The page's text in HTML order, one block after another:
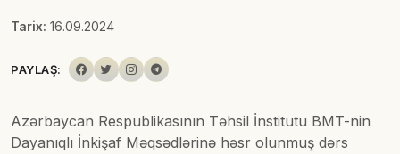
Tarix: 16.09.2024
PAYLAŞ:
Azərbaycan Respublikasının Təhsil İnstitutu BMT-nin
Dayanıqlı İnkişaf Məqsədlərinə həsr olunmuş dərs